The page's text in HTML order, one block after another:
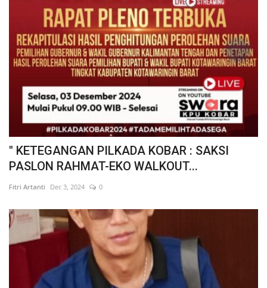
" KETEGANGAN PILKADA KOBAR : SAKSI
PASLON RAHMAT-EKO WALKOUT...
Fitri Artanti Dec 3, 2024 0